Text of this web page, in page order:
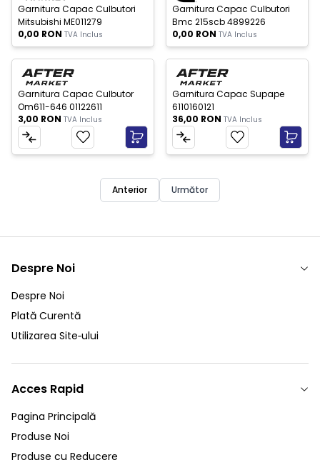
Garnitura Capac Culbutori
Mitsubishi ME011279
0,00 RON TVA Inclus
Garnitura Capac Culbutori
Bmc 215scb 4899226
0,00 RON TVA Inclus
Nou
Garnitura Capac Culbutor
Om611-646 01122611
3,00 RON TVA Inclus
Nou
Garnitura Capac Supape
6110160121
36,00 RON TVA Inclus
Anterior Următor
Despre Noi
Despre Noi
Plată Curentă
Utilizarea Site‑ului
Acces Rapid
Pagina Principală
Produse Noi
Produse cu Reducere